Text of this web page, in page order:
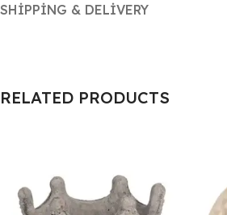
SHIPPING & DELIVERY
RELATED PRODUCTS